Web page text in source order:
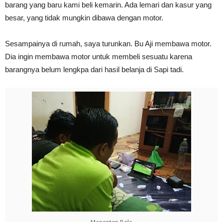
barang yang baru kami beli kemarin. Ada lemari dan kasur yang
besar, yang tidak mungkin dibawa dengan motor.
Sesampainya di rumah, saya turunkan. Bu Aji membawa motor.
Dia ingin membawa motor untuk membeli sesuatu karena
barangnya belum lengkpa dari hasil belanja di Sapi tadi.